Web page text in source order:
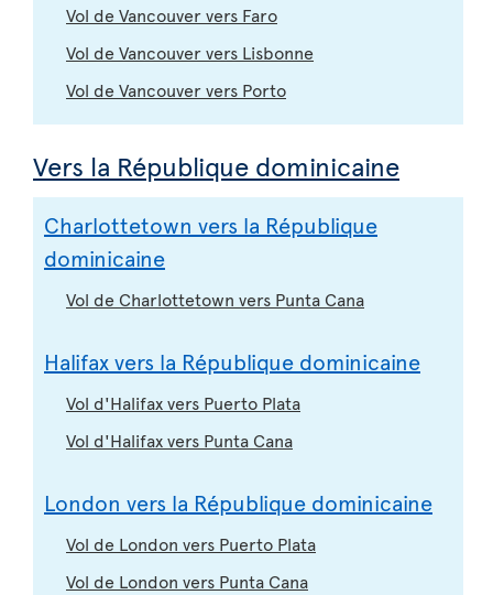
Vol de Vancouver vers Faro
Vol de Vancouver vers Lisbonne
Vol de Vancouver vers Porto
Vers la République dominicaine
Charlottetown vers la République
dominicaine
Vol de Charlottetown vers Punta Cana
Halifax vers la République dominicaine
Vol d'Halifax vers Puerto Plata
Vol d'Halifax vers Punta Cana
London vers la République dominicaine
Vol de London vers Puerto Plata
Vol de London vers Punta Cana